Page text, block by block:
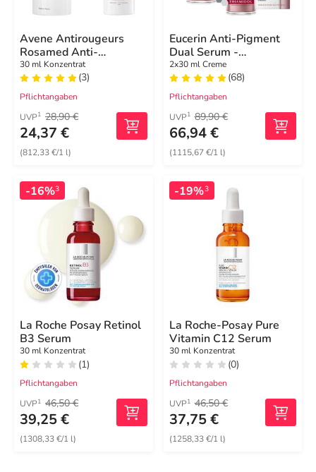
Avene Antirougeurs
Rosamed Anti-
Rötungen Konzentrat
30 ml Konzentrat
(3)
Pflichtangaben
UVP1 28,90 €
24,37 €
(812,33 €/1 l)
Eucerin Anti-Pigment
Dual Serum -
Pigmentflecken
2x30 ml Creme
(68)
Pflichtangaben
UVP1 89,90 €
66,94 €
(1115,67 €/1 l)
-16%3
La Roche Posay Retinol
B3 Serum
30 ml Konzentrat
(1)
Pflichtangaben
UVP1 46,50 €
39,25 €
(1308,33 €/1 l)
-19%3
La Roche-Posay Pure
Vitamin C12 Serum
30 ml Konzentrat
(0)
Pflichtangaben
UVP1 46,50 €
37,75 €
(1258,33 €/1 l)